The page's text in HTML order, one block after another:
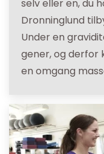
selv eller en, du
Dronninglund
Under en
gener, og
en omgang